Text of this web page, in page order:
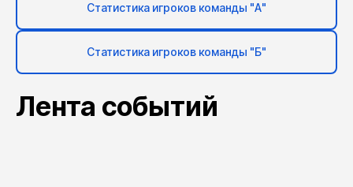
Статистика игроков команды "А"
Статистика игроков команды "Б"
Лента событий